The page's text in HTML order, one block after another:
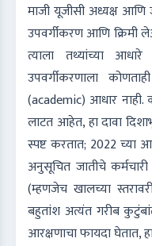
माजी यूजीसी अध्यक्ष आणि
उपवर्गीकरण आणि क्रिमी
त्याला तथ्यांच्या
उपवर्गीकरणाला
(academic) आधार नाही.
लाटत आहेत, हा दावा
स्पष्ट करतात; 2022 च्या
अनुसूचित जातीचे
(म्हणजेच खालच्या
बहुतांश अत्यंत गरीब
आरक्षणाचा फायदा घेतात,